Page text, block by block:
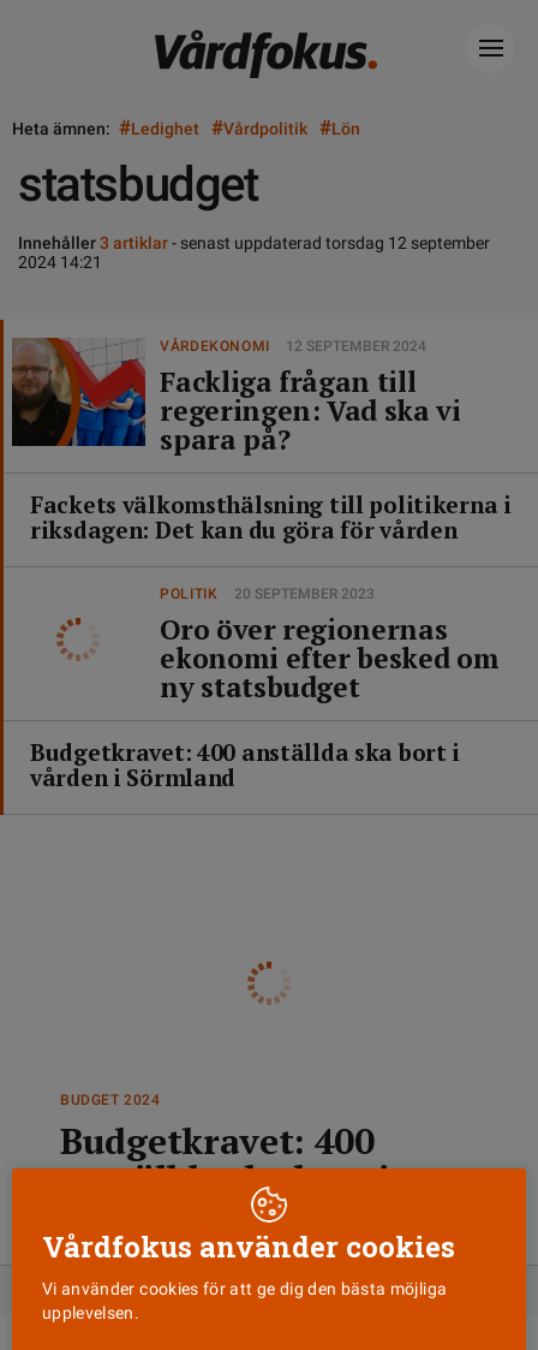
Heta ämnen: #Ledighet #Vårdpolitik #Lön
statsbudget
Innehåller3 artiklar- senast uppdaterad torsdag 12 september
2024 14:21
VÅRDEKONOMI 12 SEPTEMBER 2024
Fackliga frågan till
regeringen: Vad ska vi
spara på?
Fackets välkomsthälsning till politikerna i
riksdagen: Det kan du göra för vården
POLITIK 20 SEPTEMBER 2023
Oro över regionernas
ekonomi efter besked om
ny statsbudget
Budgetkravet: 400 anställda ska bort i
vården i Sörmland
BUDGET 2024
Budgetkravet: 400
anställda ska bort i
vården i Sörmland
Vårdfokus använder cookies
Vi använder cookies för att ge dig den bästa möjliga
upplevelsen.